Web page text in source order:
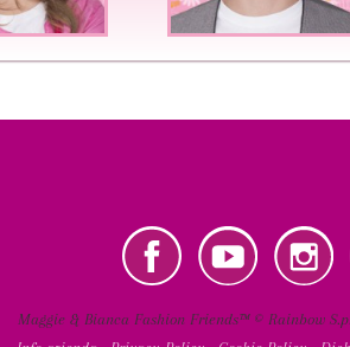
menu
Twitter
Maggie & Bianca Fashion Friends™ © Rainbow